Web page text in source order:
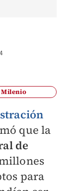
Milenio
que la
de
para